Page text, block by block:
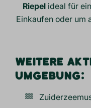
Riepel ideal für
Einkaufen oder um
WEITERE
UMGEBUNG: